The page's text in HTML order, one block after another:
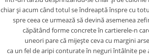
chiar şi acum când totul se îndreaptă înspre cu
spre ceea ce urmează să devină asemenea
căpătând forme concrete în cartierele-n
uneori pare că mijeşte ceva cu margini arse
ca un fel de aripi conturate în neguri întâlnite pe